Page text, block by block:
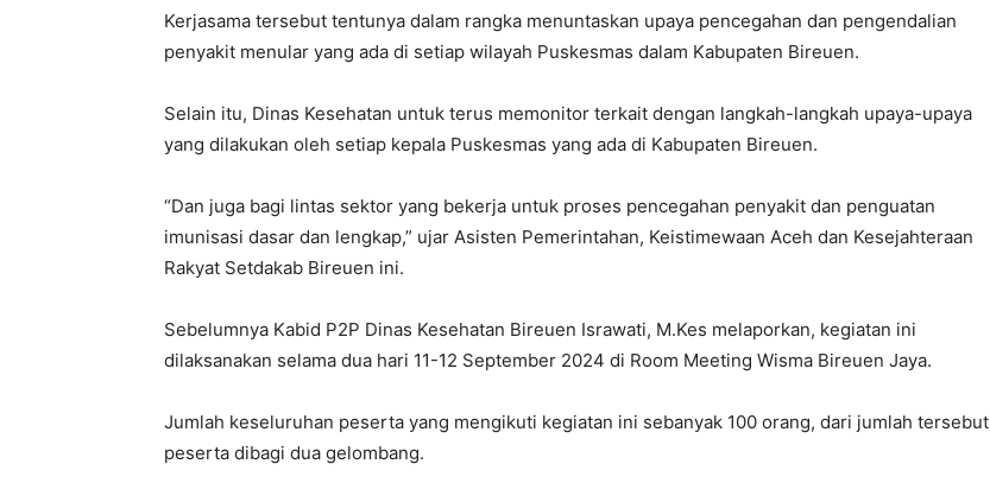
Kerjasama tersebut tentunya dalam rangka menuntaskan upaya pencegahan dan pengendalian
penyakit menular yang ada di setiap wilayah Puskesmas dalam Kabupaten Bireuen.
Selain itu, Dinas Kesehatan untuk terus memonitor terkait dengan langkah-langkah upaya-upaya
yang dilakukan oleh setiap kepala Puskesmas yang ada di Kabupaten Bireuen.
“Dan juga bagi lintas sektor yang bekerja untuk proses pencegahan penyakit dan penguatan
imunisasi dasar dan lengkap,” ujar Asisten Pemerintahan, Keistimewaan Aceh dan Kesejahteraan
Rakyat Setdakab Bireuen ini.
Sebelumnya Kabid P2P Dinas Kesehatan Bireuen Israwati, M.Kes melaporkan, kegiatan ini
dilaksanakan selama dua hari 11-12 September 2024 di Room Meeting Wisma Bireuen Jaya.
Jumlah keseluruhan peserta yang mengikuti kegiatan ini sebanyak 100 orang, dari jumlah tersebut
peserta dibagi dua gelombang.